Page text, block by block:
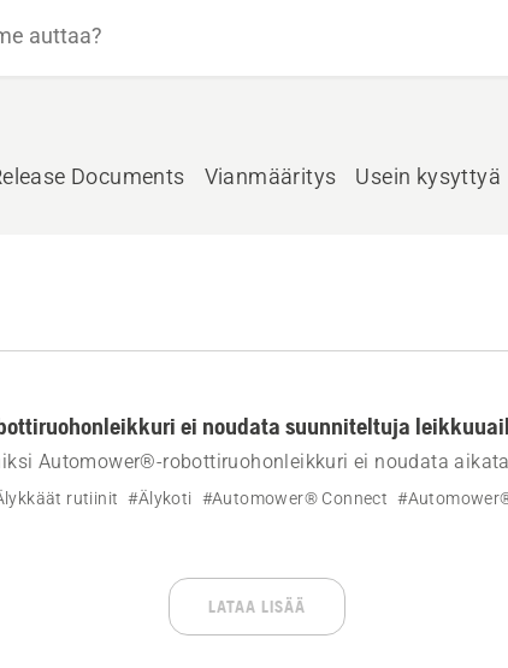
Documents Vianmääritys Usein kysyttyä
ei noudata suunniteltuja
Automower®-robottiruohonleikkuri ei noudata
rutiinit #Älykoti #Automower® Connect
LATAA LISÄÄ